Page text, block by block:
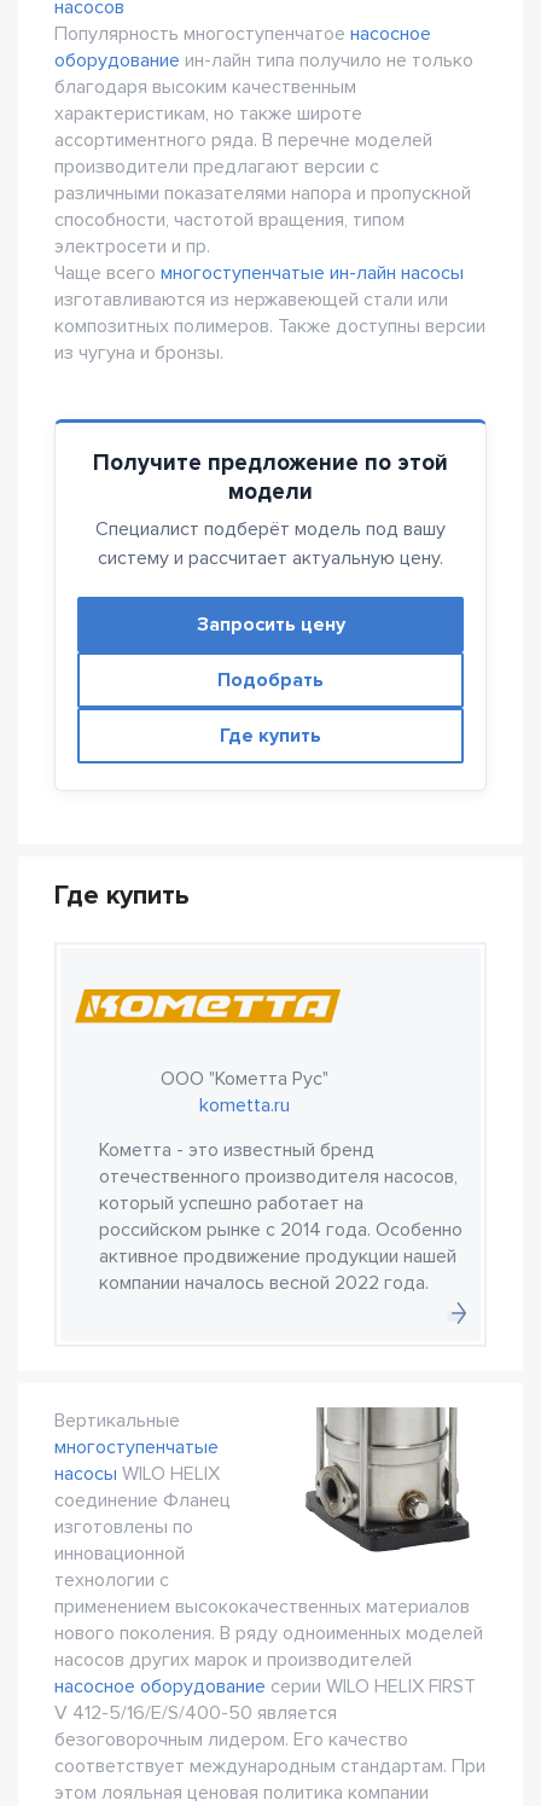
насосов
Популярность многоступенчатое насосное
оборудование ин-лайн типа получило не только
благодаря высоким качественным
характеристикам, но также широте
ассортиментного ряда. В перечне моделей
производители предлагают версии с
различными показателями напора и пропускной
способности, частотой вращения, типом
электросети и пр.
Чаще всего многоступенчатые ин-лайн насосы
изготавливаются из нержавеющей стали или
композитных полимеров. Также доступны версии
из чугуна и бронзы.
Получите предложение по этой
модели
Специалист подберёт модель под вашу
систему и рассчитает актуальную цену.
Запросить цену
Подобрать
Где купить
Где купить
ООО "Кометта Рус"
kometta.ru
Кометта - это известный бренд
отечественного производителя насосов,
который успешно работает на
российском рынке с 2014 года. Особенно
активное продвижение продукции нашей
компании началось весной 2022 года.
Вертикальные
многоступенчатые
насосы WILO HELIX
соединение Фланец
изготовлены по
инновационной
технологии с
применением высококачественных материалов
нового поколения. В ряду одноименных моделей
насосов других марок и производителей
насосное оборудование серии WILO HELIX FIRST
V 412-5/16/E/S/400-50 является
безоговорочным лидером. Его качество
соответствует международным стандартам. При
этом лояльная ценовая политика компании